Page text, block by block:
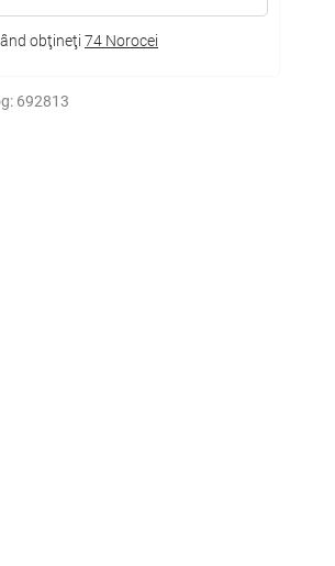
obţineţi 74 Norocei
692813